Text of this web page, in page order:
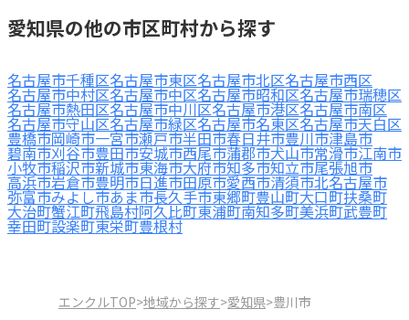
愛知県の他の市区町村から探す
名古屋市千種区名古屋市東区名古屋市北区名古屋市西区
名古屋市中村区名古屋市中区名古屋市昭和区名古屋市瑞穂区
名古屋市熱田区名古屋市中川区名古屋市港区名古屋市南区
名古屋市守山区名古屋市緑区名古屋市名東区名古屋市天白区
豊橋市岡崎市一宮市瀬戸市半田市春日井市豊川市津島市
碧南市刈谷市豊田市安城市西尾市蒲郡市犬山市常滑市江南市
小牧市稲沢市新城市東海市大府市知多市知立市尾張旭市
高浜市岩倉市豊明市日進市田原市愛西市清須市北名古屋市
弥富市みよし市あま市長久手市東郷町豊山町大口町扶桑町
大治町蟹江町飛島村阿久比町東浦町南知多町美浜町武豊町
幸田町設楽町東栄町豊根村
エンクルTOP>地域から探す>愛知県>豊川市